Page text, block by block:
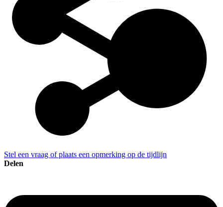
Stel een vraag of plaats een opmerking op de tijdlijn
Delen